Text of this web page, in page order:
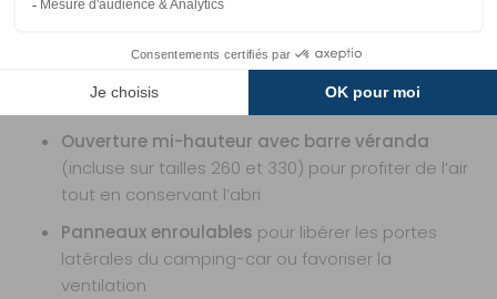
LeVentura Air Altose transforme en fonction des
Façades et côtés dézippablespour unegrande
solette ouverte
Ouverture mi-hauteur avec barre véranda
(incluse sur tailles 260 et 330) pour profiter de l’air
tout en conservant l’abri
Panneaux enroulables pour libérer les portes
latérales du camping-car ou favoriser la
ventilation